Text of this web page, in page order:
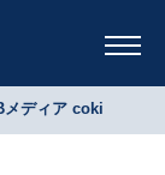
メディア coki